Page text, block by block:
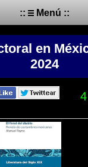
:: Menú ::
en
2024